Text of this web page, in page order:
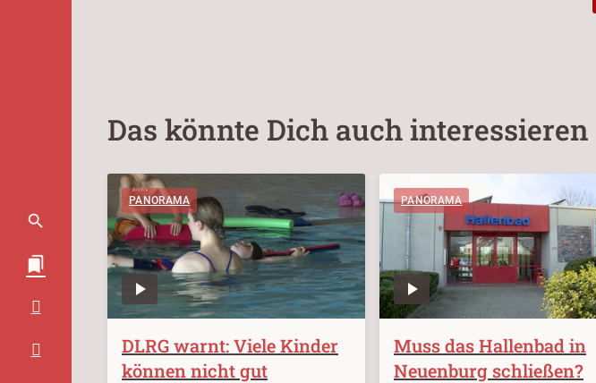
Das könnte Dich auch interessieren
PANORAMA
DLRG warnt: Viele Kinder
können nicht gut
PANORAMA
Muss das Hallenbad in
Neuenburg schließen?